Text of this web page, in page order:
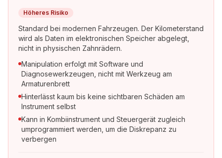
Höheres Risiko
Standard bei modernen Fahrzeugen. Der Kilometerstand
wird als Daten im elektronischen Speicher abgelegt,
nicht in physischen Zahnrädern.
Manipulation erfolgt mit Software und
Diagnosewerkzeugen, nicht mit Werkzeug am
Armaturenbrett
Hinterlässt kaum bis keine sichtbaren Schäden am
Instrument selbst
Kann in Kombiinstrument und Steuergerät zugleich
umprogrammiert werden, um die Diskrepanz zu
verbergen